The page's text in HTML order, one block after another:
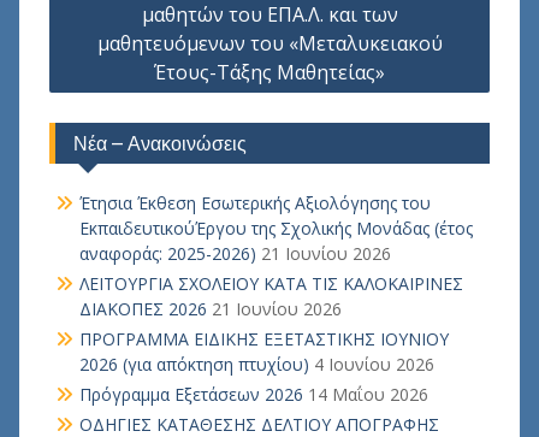
μαθητών του ΕΠΑ.Λ. και των
μαθητευόμενων του «Μεταλυκειακού
Έτους-Τάξης Μαθητείας»
Νέα – Ανακοινώσεις
Έτησια Έκθεση Εσωτερικής Αξιολόγησης του
ΕκπαιδευτικούΈργου της Σχολικής Μονάδας (έτος
αναφοράς: 2025-2026) 21 Ιουνίου 2026
ΛΕΙΤΟΥΡΓΙΑ ΣΧΟΛΕΙΟΥ ΚΑΤΑ ΤΙΣ ΚΑΛΟΚΑΙΡΙΝΕΣ
ΔΙΑΚΟΠΕΣ 2026 21 Ιουνίου 2026
ΠΡΟΓΡΑΜΜΑ ΕΙΔΙΚΗΣ ΕΞΕΤΑΣΤΙΚΗΣ ΙΟΥΝΙΟΥ
2026 (για απόκτηση πτυχίου) 4 Ιουνίου 2026
Πρόγραμμα Εξετάσεων 2026 14 Μαΐου 2026
ΟΔΗΓΙΕΣ ΚΑΤΑΘΕΣΗΣ ΔΕΛΤΙΟΥ ΑΠΟΓΡΑΦΗΣ